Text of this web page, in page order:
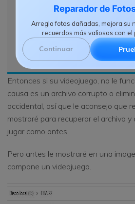
Reparador de
Arregla fotos dañadas, mejora su
recuerdos más valiosos con el
Continuar
Descargar Ahora
Entonces si su videojuego, no le
causa es un archivo corrupto o
accidental, así que le aconsejo que
mostraré para recuperar el archivo y
jugar como antes.
Pero antes le mostraré en una
compone un videojuego.